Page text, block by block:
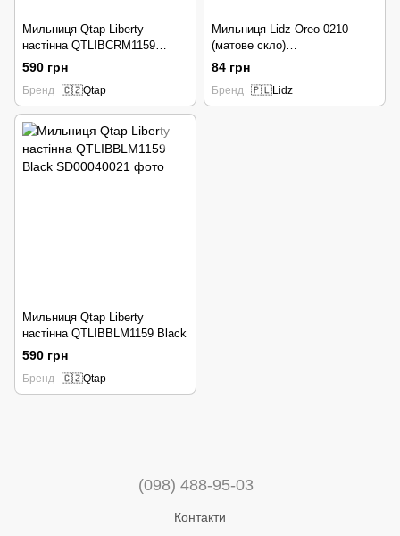
Мильниця Qtap Liberty
настінна QTLIBCRM1159
Chrome
590 грн
Бренд 🇨🇿Qtap
Мильниця Lidz Oreo 0210
(матове скло)
LDORE0210CRM32454 Chrome
84 грн
Бренд 🇵🇱Lidz
Мильниця Qtap Liberty
настінна QTLIBBLM1159 Black
590 грн
Бренд 🇨🇿Qtap
(098) 488-95-03
Контакти